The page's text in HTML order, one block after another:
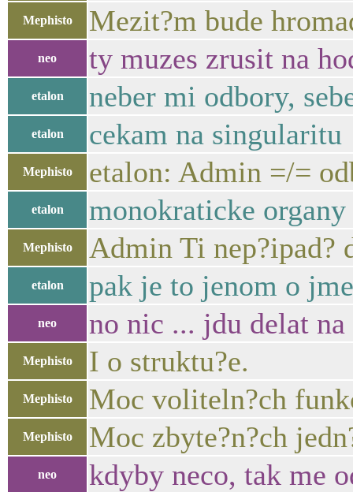
Mephisto Mezit?m bude
neo ty muzes zrusit na
etalon neber mi odbory,
etalon cekam na singularitu
Mephisto etalon: Admin =/=
etalon monokraticke
Mephisto Admin Ti nep?ipad?
etalon pak je to jenom o
neo no nic ... jdu delat
Mephisto I o struktu?e.
Mephisto Moc voliteln?ch
Mephisto Moc zbyte?n?ch
neo kdyby neco, tak me